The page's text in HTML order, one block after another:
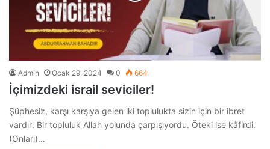
Admin Ocak 29, 2024 0 664
İçimizdeki israil seviciler!
Şüphesiz, karşı karşıya gelen iki toplulukta sizin için bir ibret
vardır: Bir topluluk Allah yolunda çarpışıyordu. Öteki ise kâfirdi.
(Onları)…